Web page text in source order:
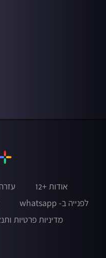
אודות +12 עזרה
לפנייה ב- whatsapp
מדיניות פרטיות